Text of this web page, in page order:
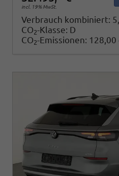
incl. 19% MwSt.
Verbrauch kombiniert:
CO2-Klasse: D
CO2-Emissionen: